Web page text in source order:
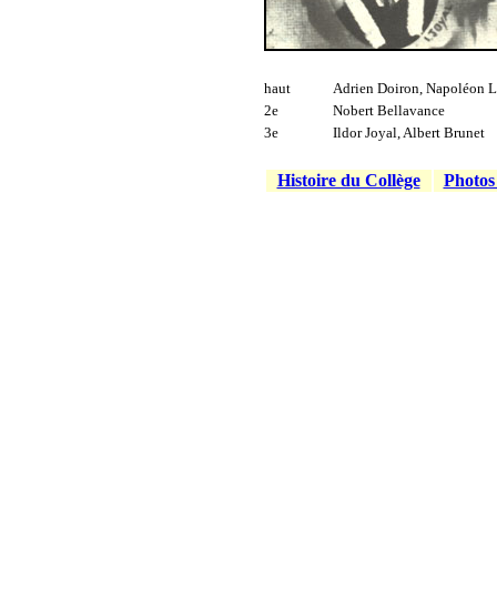
haut
Adrien Doiron, Napoléon
2e
Nobert Bellavance
3e
Ildor Joyal, Albert Brunet
Histoire du Collège